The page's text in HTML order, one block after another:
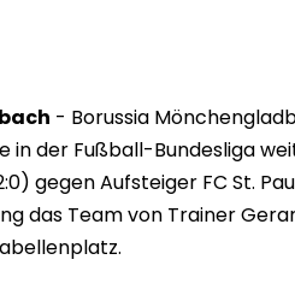
- Borussia
in der Fußball-Bundesliga
gegen Aufsteiger FC St.
das Team von Trainer